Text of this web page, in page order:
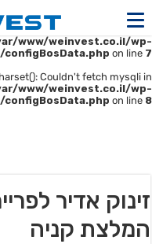
1045): Access denied for user
(using password: YES) in
www/weinvest.co.il/wp-
on line 7
Couldn't fetch mysqli in
www/weinvest.co.il/wp-
on line 8
זינוק אדיר
המלצת קניה